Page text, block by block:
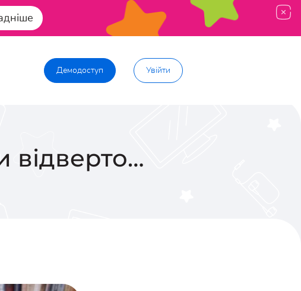
Демодоступ Увійти
відверто…